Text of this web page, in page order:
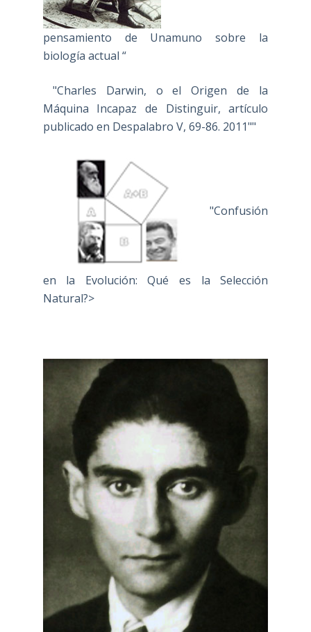
pensamiento de Unamuno sobre la
biología actual “
"Charles Darwin, o el Origen de la
Máquina Incapaz de Distinguir, artículo
publicado en Despalabro V, 69-86. 2011""
"Confusión
en la Evolución: Qué es la Selección
Natural?>